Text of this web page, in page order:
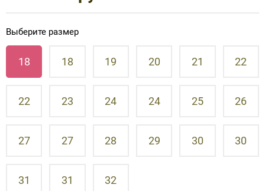
Выберите размер
18 18 19 20 21 22
22 23 24 24 25 26
27 27 28 29 30 30
31 31 32
инвалидов
Противопролежневые матрасы, подушки
для ЛФК
инвалидов